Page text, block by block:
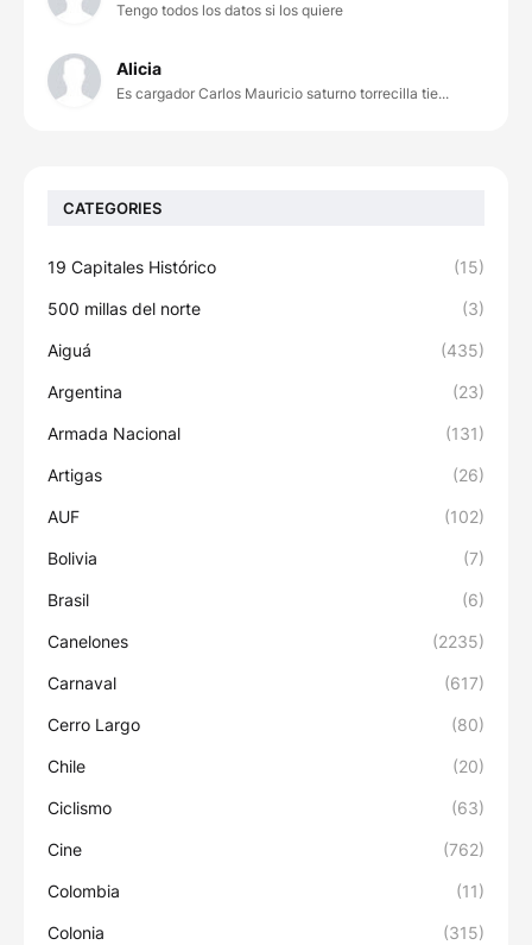
Tengo todos los datos si los quiere
Alicia
Es cargador Carlos Mauricio saturno torrecilla tie...
CATEGORIES
19 Capitales Histórico (15)
500 millas del norte (3)
Aiguá (435)
Argentina (23)
Armada Nacional (131)
Artigas (26)
AUF (102)
Bolivia (7)
Brasil (6)
Canelones (2235)
Carnaval (617)
Cerro Largo (80)
Chile (20)
Ciclismo (63)
Cine (762)
Colombia (11)
Colonia (315)